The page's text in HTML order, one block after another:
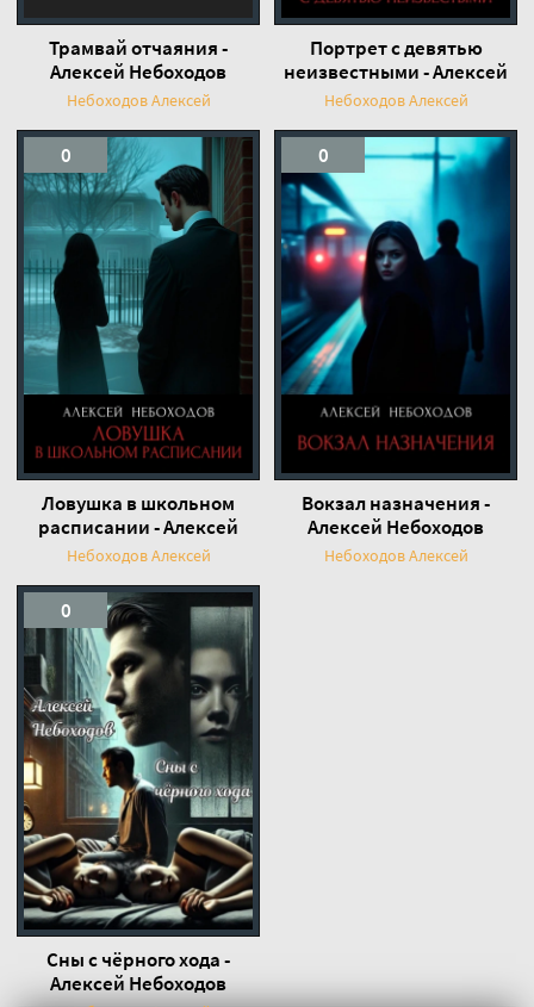
Трамвай отчаяния -
Алексей Небоходов
Небоходов Алексей
Портрет с девятью
неизвестными - Алексей
Небоходов
Небоходов Алексей
0
Ловушка в школьном
расписании - Алексей
Небоходов
Небоходов Алексей
0
Вокзал назначения -
Алексей Небоходов
Небоходов Алексей
0
Сны с чёрного хода -
Алексей Небоходов